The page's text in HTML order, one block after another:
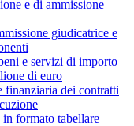
e di ammissione
giudicatrice e
e servizi di importo
di euro
finanziaria dei contratti
formato tabellare